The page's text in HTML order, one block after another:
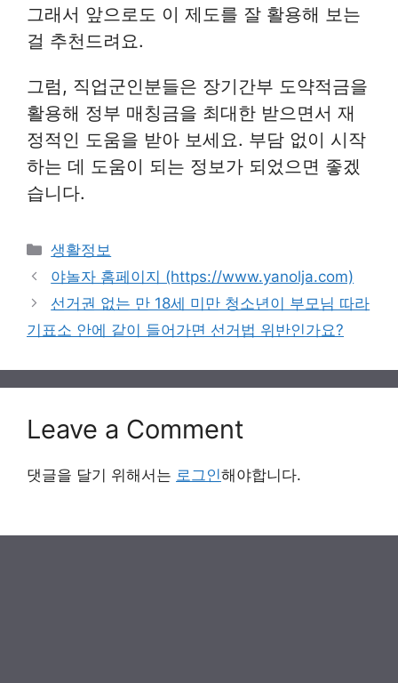
그래서 앞으로도 이 제도를 잘 활용해 보는
걸 추천드려요.
그럼, 직업군인분들은 장기간부 도약적금을
활용해 정부 매칭금을 최대한 받으면서 재
정적인 도움을 받아 보세요. 부담 없이 시작
하는 데 도움이 되는 정보가 되었으면 좋겠
습니다.
Categories
생활정보
야놀자 홈페이지 (https://www.yanolja.com)
선거권 없는 만 18세 미만 청소년이 부모님 따라
기표소 안에 같이 들어가면 선거법 위반인가요?
Leave a Comment
댓글을 달기 위해서는 로그인해야합니다.